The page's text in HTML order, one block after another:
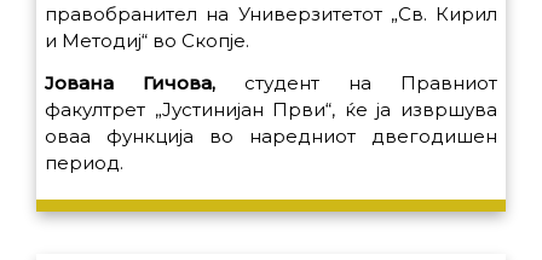
правобранител на Универзитетот „Св. Кирил
и Методиј“ во Скопје.
Јована Гичова, студент на Правниот
факултрет „Јустинијан Први“, ќе ја извршува
оваа функција во наредниот двегодишен
период.